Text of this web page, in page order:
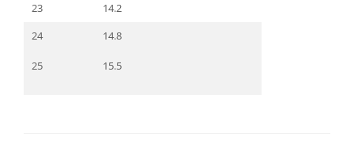
23
14.2
24
25
14.8
15.5